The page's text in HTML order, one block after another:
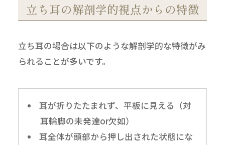
立ち耳の解剖学的視点からの特徴
立ち耳の場合は以下のような解剖学的な特徴がみ
られることが多いです。
耳が折りたたまれず、平板に見える（対
耳輪脚の未発達or欠如）
耳全体が頭部から押し出された状態にな